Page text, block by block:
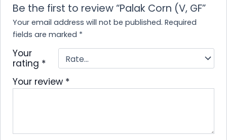
Be the first to review “Palak Corn (V, GF”
Your email address will not be published. Required
fields are marked *
Your
rating *
Your review *